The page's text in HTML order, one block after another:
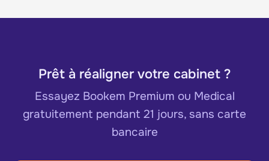
Prêt à réaligner votre cabinet ?
Essayez Bookem Premium ou Medical
gratuitement pendant 21 jours, sans carte
bancaire